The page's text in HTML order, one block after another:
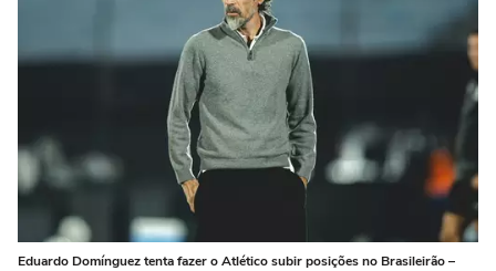
Eduardo Domínguez tenta fazer o Atlético subir posições no Brasileirão –